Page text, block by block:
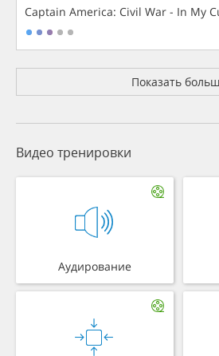
Captain America: Civil War - In My
Показать
Видео тренировки
Аудирование